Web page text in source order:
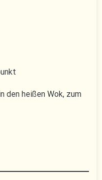
den heißen Wok, zum